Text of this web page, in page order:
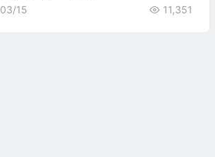
03/15 11,351